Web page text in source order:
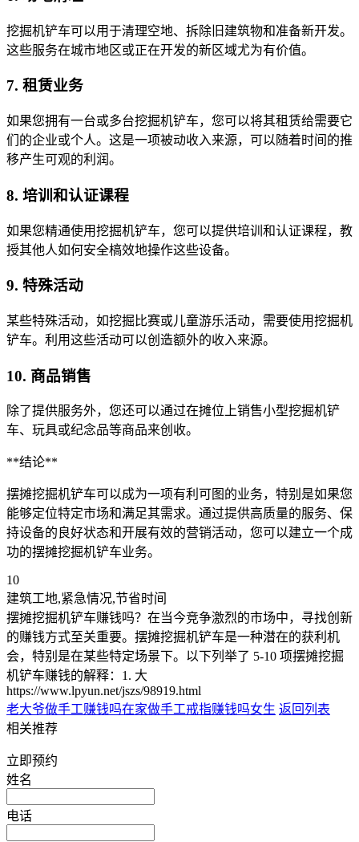
挖掘机铲车可以用于清理空地、拆除旧建筑物和准备新开发。
这些服务在城市地区或正在开发的新区域尤为有价值。
7. 租赁业务
如果您拥有一台或多台挖掘机铲车，您可以将其租赁给需要它
们的企业或个人。这是一项被动收入来源，可以随着时间的推
移产生可观的利润。
8. 培训和认证课程
如果您精通使用挖掘机铲车，您可以提供培训和认证课程，教
授其他人如何安全槁效地操作这些设备。
9. 特殊活动
某些特殊活动，如挖掘比赛或儿童游乐活动，需要使用挖掘机
铲车。利用这些活动可以创造额外的收入来源。
10. 商品销售
除了提供服务外，您还可以通过在摊位上销售小型挖掘机铲
车、玩具或纪念品等商品来创收。
**结论**
摆摊挖掘机铲车可以成为一项有利可图的业务，特别是如果您
能够定位特定市场和满足其需求。通过提供高质量的服务、保
持设备的良好状态和开展有效的营销活动，您可以建立一个成
功的摆摊挖掘机铲车业务。
10
建筑工地,紧急情况,节省时间
摆摊挖掘机铲车赚钱吗？在当今竞争激烈的市场中，寻找创新
的赚钱方式至关重要。摆摊挖掘机铲车是一种潜在的获利机
会，特别是在某些特定场景下。以下列举了 5-10 项摆摊挖掘
机铲车赚钱的解释：1. 大
https://www.lpyun.net/jszs/98919.html
老大爷做手工赚钱吗在家做手工戒指赚钱吗女生 返回列表
相关推荐
立即预约
姓名
电话